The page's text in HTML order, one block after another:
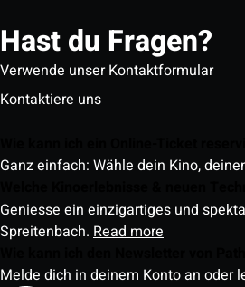
Hast du Fragen?
Verwende unser Kontaktformular
Kontaktiere uns
Ganz einfach: Wähle dein Kino,
Geniesse ein einzigartiges und
Spreitenbach. Read more
Melde dich in deinem Konto an oder